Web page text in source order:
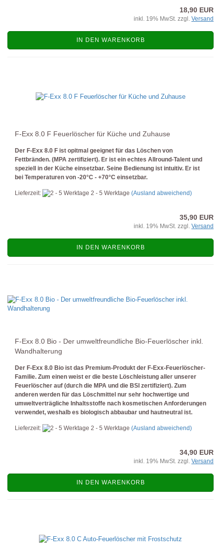
18,90 EUR
inkl. 19% MwSt. zzgl. Versand
IN DEN WARENKORB
F-Exx 8.0 F Feuerlöscher für Küche und Zuhause
Der F-Exx 8.0 F ist opitmal geeignet für das Löschen von
Fettbränden. (MPA zertifiziert). Er ist ein echtes Allround-Talent und
speziell in der Küche einsetzbar. Seine Bedienung ist intuitiv. Er ist
bei Temperaturen von -20°C - +70°C einsetzbar.
Lieferzeit: 2 - 5 Werktage (Ausland abweichend)
35,90 EUR
inkl. 19% MwSt. zzgl. Versand
IN DEN WARENKORB
F-Exx 8.0 Bio - Der umweltfreundliche Bio-Feuerlöscher inkl.
Wandhalterung
Der F-Exx 8.0 Bio ist das Premium-Produkt der F-Exx-Feuerlöscher-
Familie. Zum einen weist er die beste Löschleistung aller unserer
Feuerlöscher auf (durch die MPA und die BSI zertifiziert). Zum
anderen werden für das Löschmittel nur sehr hochwertige und
umweltverträgliche Inhaltsstoffe nach kosmetischen Anforderungen
verwendet, weshalb es biologisch abbaubar und hautneutral ist.
Lieferzeit: 2 - 5 Werktage (Ausland abweichend)
34,90 EUR
inkl. 19% MwSt. zzgl. Versand
IN DEN WARENKORB